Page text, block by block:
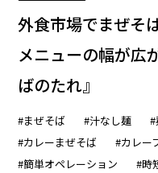
外食市場でまぜそ
メニューの幅が広
ばのたれ』
#まぜそば #汁なし麺
#カレーまぜそば
#カレー
#簡単オペレーション
#時